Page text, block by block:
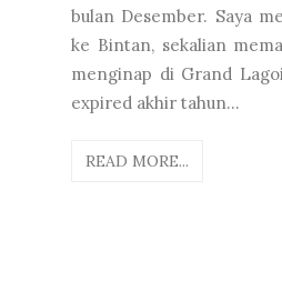
bulan Desember. Saya
ke Bintan, sekalian
menginap di Grand
expired akhir tahun...
READ MORE...